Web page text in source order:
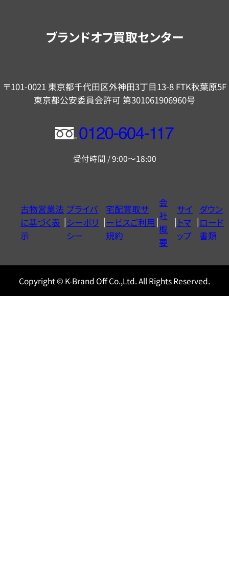
ブランドオフ買取センター
〒101-0021 東京都千代田区外神田3丁目13-8 FTK秋葉原5F
東京都公安委員会許可 第301061906960号
フ
ー
ヤ
ル
0120604117
受付時間 / 9:00～18:00
古物営業法
に基づく表
示
プライバ
シーポリ
シー
宅配買取サ
ービスご利用
規約
会
社
概
要
サイ
トマ
ップ
ダウン
ロード
書類
Copyright © K-Brand Off Co.,Ltd. All Rights Reserved.